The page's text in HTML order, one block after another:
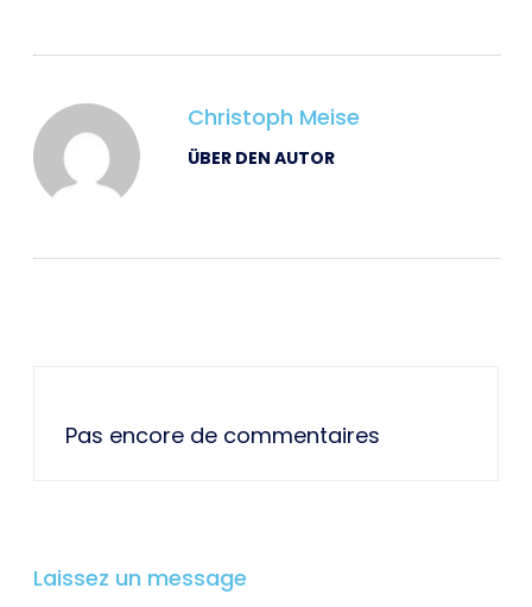
Christoph Meise
ÜBER DEN AUTOR
Pas encore de commentaires
Laissez un message